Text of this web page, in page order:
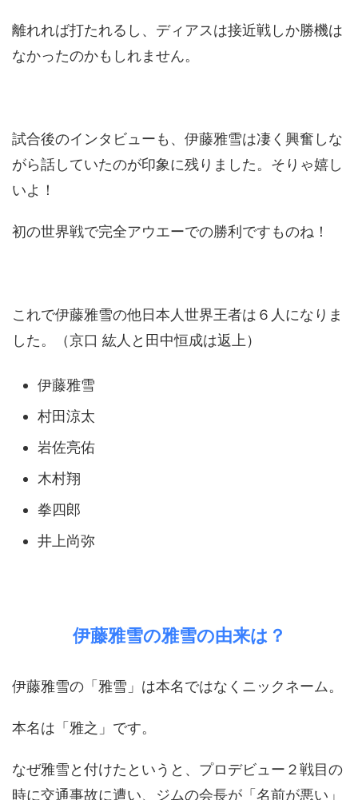
離れれば打たれるし、ディアスは接近戦しか勝機は
なかったのかもしれません。
試合後のインタビューも、伊藤雅雪は凄く興奮しな
がら話していたのが印象に残りました。そりゃ嬉し
いよ！
初の世界戦で完全アウエーでの勝利ですものね！
これで伊藤雅雪の他日本人世界王者は６人になりま
した。（京口 紘人と田中恒成は返上）
伊藤雅雪
村田涼太
岩佐亮佑
木村翔
拳四郎
井上尚弥
伊藤雅雪の雅雪の由来は？
伊藤雅雪の「雅雪」は本名ではなくニックネーム。
本名は「雅之」です。
なぜ雅雪と付けたというと、プロデビュー２戦目の
時に交通事故に遭い、ジムの会長が「名前が悪い」